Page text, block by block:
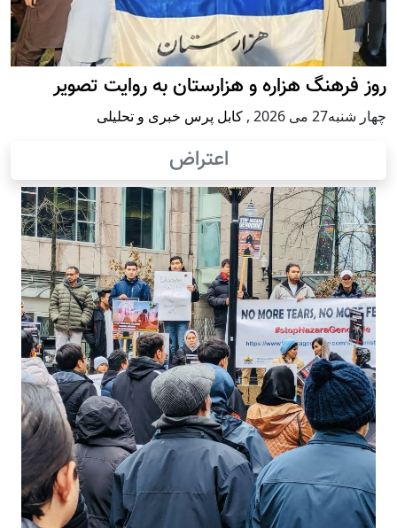
روز فرهنگ هزاره و هزارستان به روایت تصویر
چهار شنبه27 می 2026 , کابل پرس خبری و تحلیلی
اعتراض